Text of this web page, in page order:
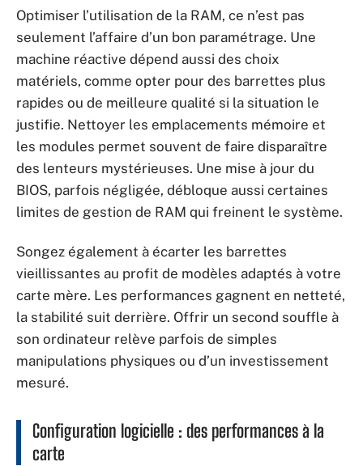
Optimiser l’utilisation de la RAM, ce n’est pas
seulement l’affaire d’un bon paramétrage. Une
machine réactive dépend aussi des choix
matériels, comme opter pour des barrettes plus
rapides ou de meilleure qualité si la situation le
justifie. Nettoyer les emplacements mémoire et
les modules permet souvent de faire disparaître
des lenteurs mystérieuses. Une mise à jour du
BIOS, parfois négligée, débloque aussi certaines
limites de gestion de RAM qui freinent le système.
Songez également à écarter les barrettes
vieillissantes au profit de modèles adaptés à votre
carte mère. Les performances gagnent en netteté,
la stabilité suit derrière. Offrir un second souffle à
son ordinateur relève parfois de simples
manipulations physiques ou d’un investissement
mesuré.
Configuration logicielle : des performances à la
carte